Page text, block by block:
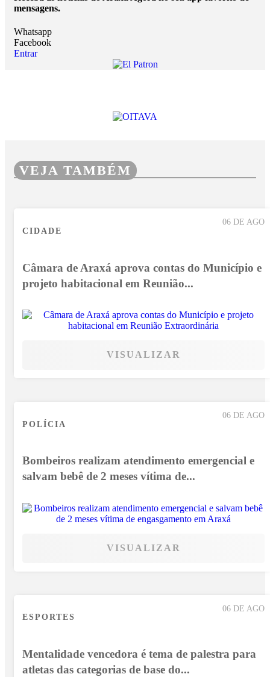
mensagens.
Whatsapp
Facebook
Entrar
VEJA TAMBÉM
06 DE AGO
CIDADE
Câmara de Araxá aprova contas do Município e
projeto habitacional em Reunião...
VISUALIZAR
06 DE AGO
POLÍCIA
Bombeiros realizam atendimento emergencial e
salvam bebê de 2 meses vítima de...
VISUALIZAR
06 DE AGO
ESPORTES
Mentalidade vencedora é tema de palestra para
atletas das categorias de base do...